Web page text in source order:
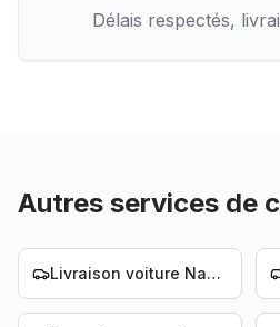
Délais respectés,
Autres services de
Livraison voiture Nantes